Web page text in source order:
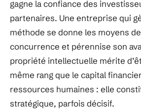
gagne la confiance des
partenaires. Une entreprise qui
méthode se donne les moyens
concurrence et pérennise son
propriété intellectuelle mérite
même rang que le capital
ressources humaines : elle
stratégique, parfois décisif.